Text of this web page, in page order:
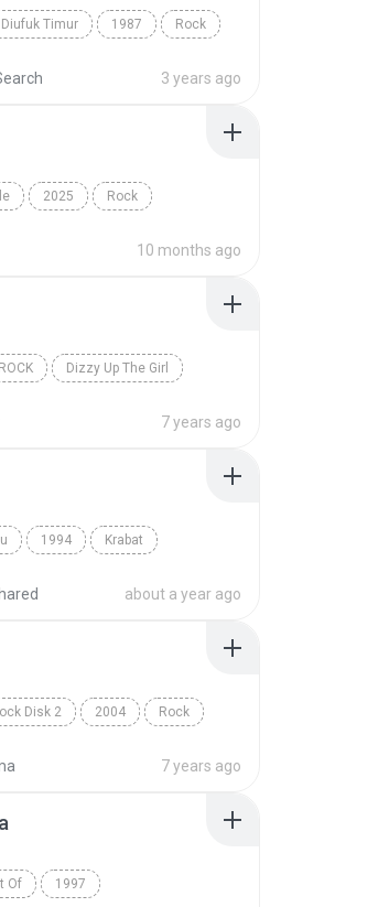
Timur 1987 Rock
3 years ago
2025 Rock
10 months ago
Dizzy Up The Girl
7 years ago
1994 Krabat
about a year ago
Disk 2 2004 Rock
7 years ago
Of 1997